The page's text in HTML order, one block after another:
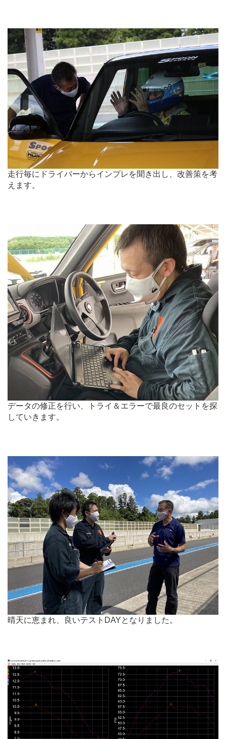
走行毎にドライバーからインプレを聞き出し、改善策を考
えます。
データの修正を行い、トライ＆エラーで最良のセットを探
していきます。
晴天に恵まれ、良いテストDAYとなりました。